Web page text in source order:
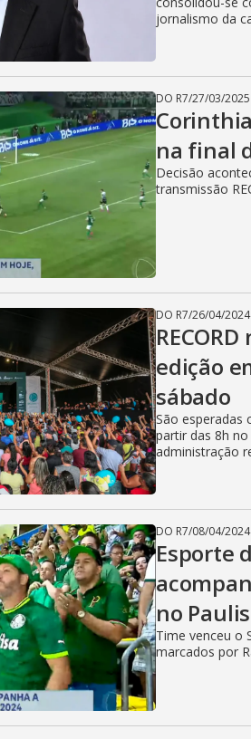
d
e
o
jornalismo da
DO R7/27/03/2025
na final
Decisão
transmissão
DO R7/26/04/2024
edição
sábado
São esperadas
partir das 8h
administração
DO R7/08/04/2024
Esporte
no
Time venceu o
marcados por